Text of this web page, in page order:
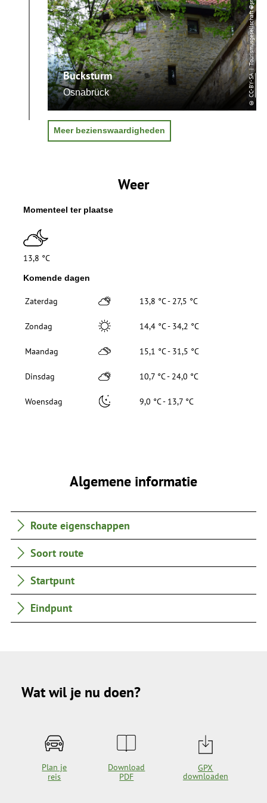
Bucksturm
Osnabrück
©
CC-BY-SA
Meer bezienswaardigheden
Weer
Momenteel ter plaatse
13,8 °C
Komende dagen
Zaterdag 13,8 °C - 27,5 °C
Zondag 14,4 °C - 34,2 °C
Maandag 15,1 °C - 31,5 °C
Dinsdag 10,7 °C - 24,0 °C
Woensdag 9,0 °C - 13,7 °C
Algemene informatie
Route eigenschappen
Soort route
Startpunt
Eindpunt
Wat wil je nu doen?
Plan je
reis
Download
PDF
GPX
downloaden